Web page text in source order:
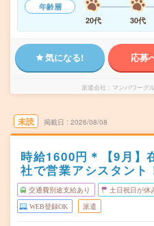
年齢層
20代
30代
気になる! 応募
派遣会社 マンパワーグ
未読 掲載日 2026/08/08
時給1600円＊【9月】
社で営業アシスタント
交通費別途支給あり 土日祝日が休
WEB登録OK 派遣